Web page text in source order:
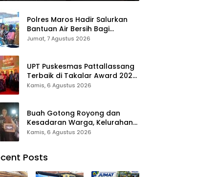
Polres Maros Hadir Salurkan
Bantuan Air Bersih Bagi
Masyarakat Terdampak Krisis
Jumat, 7 Agustus 2026
UPT Puskesmas Pattallassang
Terbaik di Takalar Award 2026,
Bukti Komitmen Hadirkan
Kamis, 6 Agustus 2026
Buah Gotong Royong dan
Kesadaran Warga, Kelurahan
Patte’ne Menjadi Bintang
Kamis, 6 Agustus 2026
Posts